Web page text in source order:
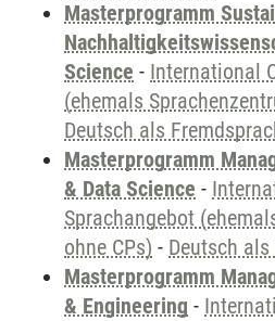
Masterprogramm
Science - International
(ehemals
Deutsch als
Masterprogramm
& Data Science -
Sprachangebot
ohne CPs) - Deutsch
Masterprogramm
& Engineering -